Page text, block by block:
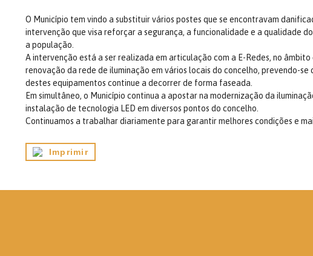
O Município tem vindo a substituir vários postes que se encontravam
intervenção que visa reforçar a segurança, a funcionalidade e a qualidade
a população.
A intervenção está a ser realizada em articulação com a E-Redes, no
renovação da rede de iluminação em vários locais do concelho, prevendo-se
destes equipamentos continue a decorrer de forma faseada.
Em simultâneo, o Município continua a apostar na modernização da
instalação de tecnologia LED em diversos pontos do concelho.
Continuamos a trabalhar diariamente para garantir melhores condições e
Imprimir